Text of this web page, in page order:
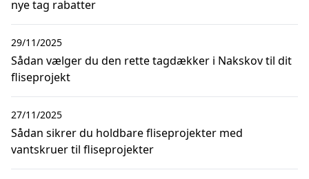
nye tag rabatter
Sådan vælger du den rette tagdækker i Nakskov til dit
fliseprojekt
29/11/2025
Sådan sikrer du holdbare fliseprojekter med
vantskruer til fliseprojekter
27/11/2025